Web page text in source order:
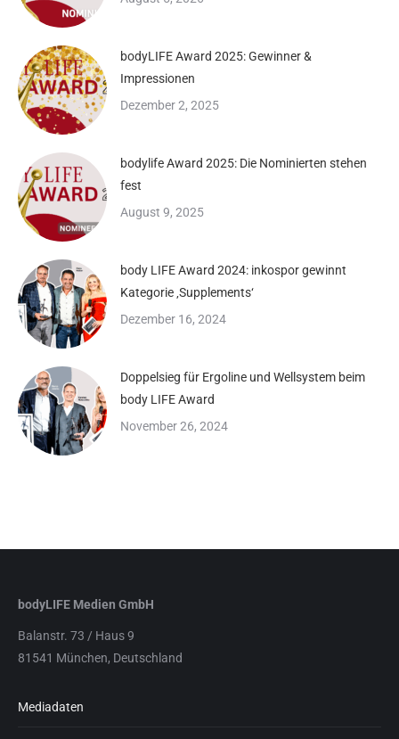
bodyLIFE Award 2025: Gewinner &
Impressionen
Dezember 2, 2025
bodylife Award 2025: Die Nominierten stehen
fest
August 9, 2025
body LIFE Award 2024: inkospor gewinnt
Kategorie ‚Supplements‘
Dezember 16, 2024
Doppelsieg für Ergoline und Wellsystem beim
body LIFE Award
November 26, 2024
bodyLIFE Medien GmbH
Balanstr. 73 / Haus 9
81541 München, Deutschland
Mediadaten